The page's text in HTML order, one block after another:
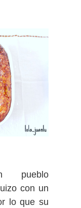
pueblo
con un
lo que su